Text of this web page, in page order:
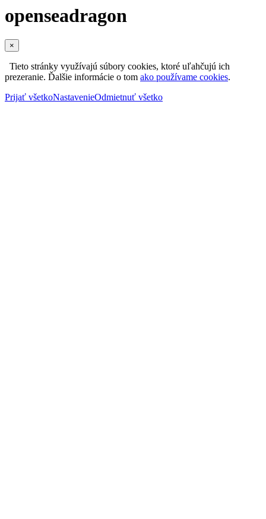
openseadragon
×
Tieto stránky využívajú súbory cookies, ktoré uľahčujú ich
prezeranie. Ďalšie informácie o tom ako používame cookies.
Prijať všetkoNastavenieOdmietnuť všetko